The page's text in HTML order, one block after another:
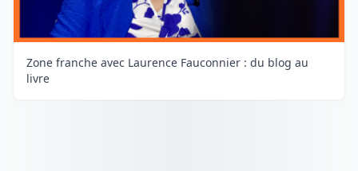
Zone franche avec Laurence Fauconnier : du blog au
livre